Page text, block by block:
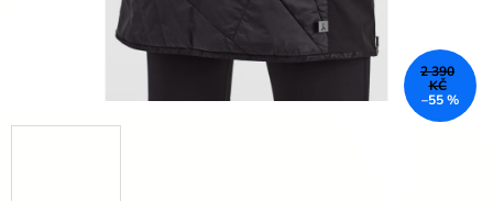
2 390
KČ
–55 %